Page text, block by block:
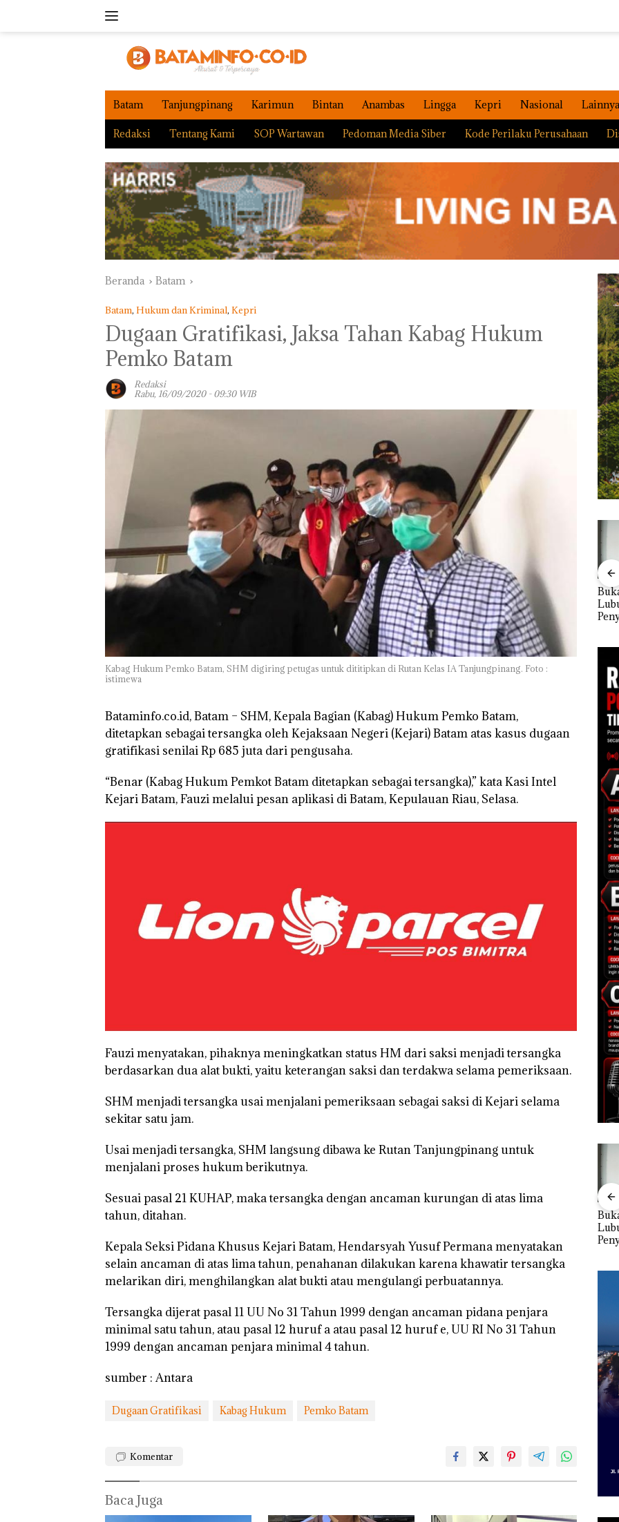
Batam Tanjungpinang Karimun Bintan Anambas Lingga Kepri Nasional Lainnya
Redaksi Tentang Kami SOP Wartawan Pedoman Media Siber Kode Perilaku Perusahaan
Beranda Batam
Batam, Hukum dan Kriminal, Kepri
Dugaan Gratifikasi, Jaksa Tahan Kabag Hukum
Pemko Batam
Redaksi
Rabu, 16/09/2020 - 09:30 WIB
Kabag Hukum Pemko Batam, SHM digiring petugas untuk dititipkan di Rutan Kelas IA Tanjungpinang. Foto :
istimewa
Bataminfo.co.id, Batam – SHM, Kepala Bagian (Kabag) Hukum Pemko Batam,
ditetapkan sebagai tersangka oleh Kejaksaan Negeri (Kejari) Batam atas kasus dugaan
gratifikasi senilai Rp 685 juta dari pengusaha.
“Benar (Kabag Hukum Pemkot Batam ditetapkan sebagai tersangka),” kata Kasi Intel
Kejari Batam, Fauzi melalui pesan aplikasi di Batam, Kepulauan Riau, Selasa.
Fauzi menyatakan, pihaknya meningkatkan status HM dari saksi menjadi tersangka
berdasarkan dua alat bukti, yaitu keterangan saksi dan terdakwa selama pemeriksaan.
SHM menjadi tersangka usai menjalani pemeriksaan sebagai saksi di Kejari selama
sekitar satu jam.
Usai menjadi tersangka, SHM langsung dibawa ke Rutan Tanjungpinang untuk
menjalani proses hukum berikutnya.
Sesuai pasal 21 KUHAP, maka tersangka dengan ancaman kurungan di atas lima
tahun, ditahan.
Kepala Seksi Pidana Khusus Kejari Batam, Hendarsyah Yusuf Permana menyatakan
selain ancaman di atas lima tahun, penahanan dilakukan karena khawatir tersangka
melarikan diri, menghilangkan alat bukti atau mengulangi perbuatannya.
Tersangka dijerat pasal 11 UU No 31 Tahun 1999 dengan ancaman pidana penjara
minimal satu tahun, atau pasal 12 huruf a atau pasal 12 huruf e, UU RI No 31 Tahun
1999 dengan ancaman penjara minimal 4 tahun.
sumber : Antara
Dugaan Gratifikasi Kabag Hukum Pemko Batam
Komentar
Baca Juga
Panglima TNI
Amsakar Sambut di
Viral Promo Spa
Tampilkan Wanita
Berpakaian Minim,
Polisi dan Disparbud
Batam Turun Tangan ‎
‎Soal Pengerukan PT
McDermott
Indonesia, KSOP
Khusus Batam
Tegaskan Perizinan
Ada di BP Batam
Ditegur, LBH Desak
Sekolah Djuwita
Batam Segera
Ditutup!
Pertumbuhan
Pendapatan Sebesar
12,7% Secara
Tahunan
Indonesia, KSOP
Khusus Batam
Tegaskan Perizinan
Ada di BP Batam